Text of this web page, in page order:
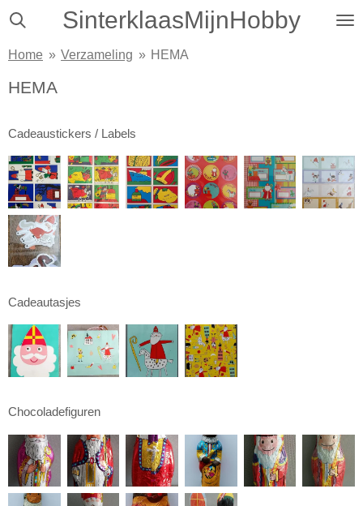
Ga
naar
hoofdinhoud
SinterklaasMijnHobby
Home » Verzameling » HEMA
HEMA
Cadeaustickers / Labels
Cadeautasjes
Chocoladefiguren